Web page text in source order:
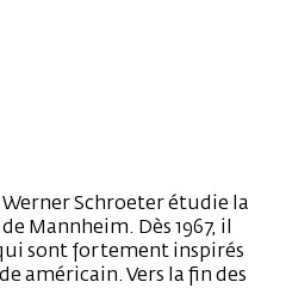
Werner Schroeter étudie la
Mannheim. Dès 1967, il
sont fortement inspirés
américain. Vers la fin des